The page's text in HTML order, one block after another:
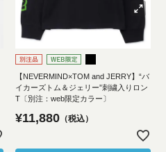
【NEVERMIND×TOM and JERRY】“バ
イカーズトム＆ジェリー”刺繍入りロン
T〔別注：web限定カラー〕
¥11,880 税込